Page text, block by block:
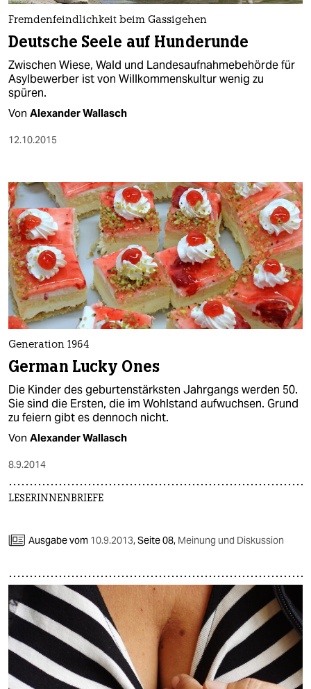
Fremdenfeindlichkeit beim Gassigehen
Deutsche Seele auf Hunderunde
Zwischen Wiese, Wald und Landesaufnahmebehörde für
Asylbewerber ist von Willkommenskultur wenig zu
spüren.
Von Alexander Wallasch
12.10.2015
Generation 1964
German Lucky Ones
Die Kinder des geburtenstärksten Jahrgangs werden 50.
Sie sind die Ersten, die im Wohlstand aufwuchsen. Grund
zu feiern gibt es dennoch nicht.
Von Alexander Wallasch
8.9.2014
LESERINNENBRIEFE
Ausgabe vom 10.9.2013,Seite 08, Meinung und Diskussion